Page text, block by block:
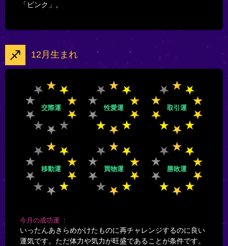
「ピンク」。
12月生まれ
交際運 性愛運 取引運
移動運 買物運 勝敗運
今月の成功運
いったんあきらめかけたものに再チャレンジするのに良い
運気です。ただ体力や気力が旺盛であることが条件です。